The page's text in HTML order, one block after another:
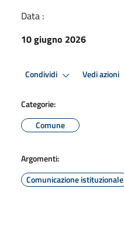
Data :
10 giugno 2026
Condividi Vedi azioni
Categorie:
Comune
Argomenti:
Comunicazione istituzionale